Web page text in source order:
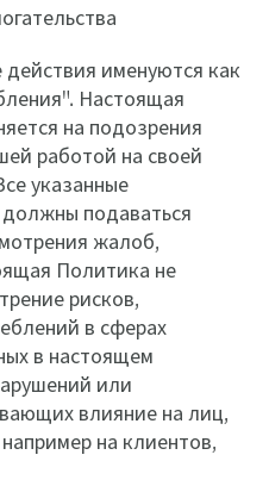
именуются как
Настоящая
на подозрения
работой на своей
указанные
подаваться
жалоб,
Политика не
рисков,
в сферах
в настоящем
или
влияние на лиц,
на клиентов,